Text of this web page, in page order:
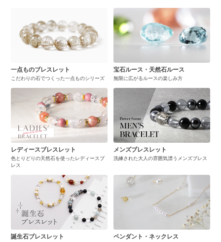
一点ものブレスレット
こだわりの石でつくった一点ものシリーズ
宝石ルース・天然石ルース
無限に広がるルースの楽しみ方
レディースブレスレット
色とりどりの天然石を使ったレディースブ
レス
メンズブレスレット
洗練された大人の雰囲気漂うメンズブレス
誕生石ブレスレット ペンダント・ネックレス